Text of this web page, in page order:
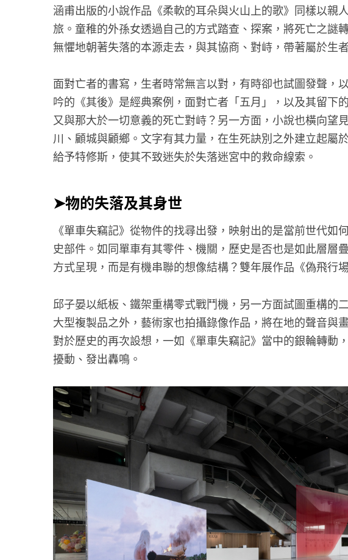
涵甫出版的小說作品《柔軟的耳朵與火山上的歌》同樣以親
旅。童稚的外孫女透過自己的方式踏查、探案，將死亡之謎
無懼地朝著失落的本源走去，與其協商、對峙，帶著屬於生
面對亡者的書寫，生者時常無言以對，有時卻也試圖發聲，
吟的《其後》是經典案例，面對亡者「五月」，以及其留下
又與那大於一切意義的死亡對峙？另一方面，小說也橫向望
川、顧城與顧鄉。文字有其力量，在生死訣別之外建立起屬
給予特修斯，使其不致迷失於失落迷宮中的救命線索。
➤物的失落及其身世
《單車失竊記》從物件的找尋出發，映射出的是當前世代如
史部件。如同單車有其零件、機關，歷史是否也是如此層層
方式呈現，而是有機串聯的想像結構？雙年展作品《偽飛行
邱子晏以紙板、鐵架重構零式戰鬥機，另一方面試圖重構的
大型複製品之外，藝術家也拍攝錄像作品，將在地的聲音與
對於歷史的再次設想，一如《單車失竊記》當中的銀輪轉動
擾動、發出轟鳴。